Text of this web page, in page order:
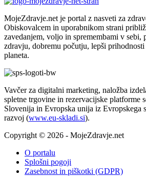
MojeZdravje.net je portal z nasveti za
Obiskovalcem in uporabnikom strani
zavedanjem, voljo in spremembami v sebi,
zdravju, dobremu počutju, lepši prihodnosti
planeta.
Vavčer za digitalni marketing, naložba
spletne trgovine in rezervacijske platforme
Slovenija in Evropska unija iz Evropskega
razvoj (www.eu-skladi.si).
Copyright © 2026 - MojeZdravje.net
O portalu
Splošni pogoji
Zasebnost in piškotki (GDPR)